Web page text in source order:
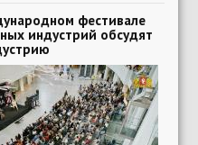
фестивале
индустрий обсудят